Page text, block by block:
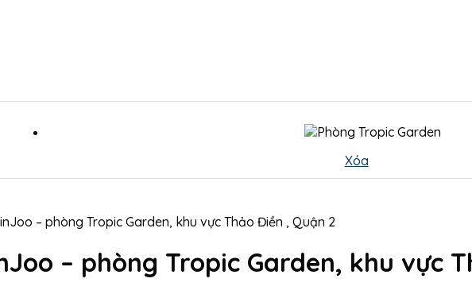
Xóa
– phòng Tropic Garden, khu vực Thảo Điền , Quận 2
– phòng Tropic Garden, khu vực